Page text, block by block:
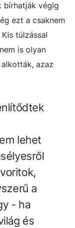
bírhatják végig
ezt a csaknem
túlzással
is olyan
azaz
lehet
a
- ha
és